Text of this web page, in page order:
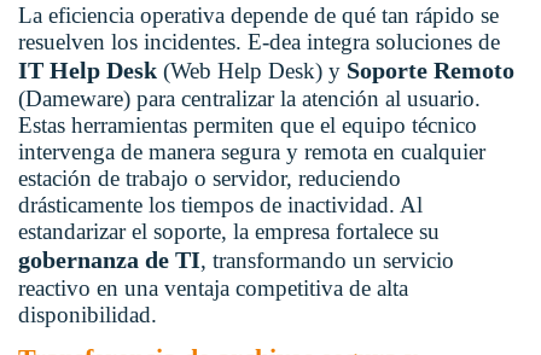
La eficiencia operativa depende de qué tan rápido se
resuelven los incidentes. E-dea integra soluciones de
IT Help Desk (Web Help Desk) y Soporte Remoto
(Dameware) para centralizar la atención al usuario.
Estas herramientas permiten que el equipo técnico
intervenga de manera segura y remota en cualquier
estación de trabajo o servidor, reduciendo
drásticamente los tiempos de inactividad. Al
estandarizar el soporte, la empresa fortalece su
gobernanza de TI, transformando un servicio
reactivo en una ventaja competitiva de alta
disponibilidad.